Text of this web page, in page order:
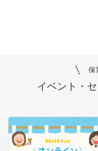
保
イベント・